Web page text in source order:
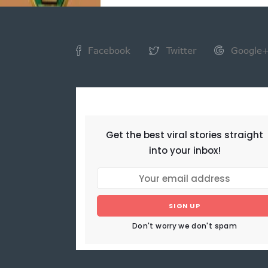
Facebook Twitter Google+
Get the best viral stories straight
into your inbox!
SIGN UP
Don't worry we don't spam